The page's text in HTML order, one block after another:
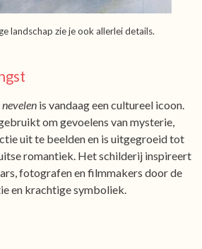
landschap zie je ook allerlei details.
is vandaag een cultureel icoon.
om gevoelens van mysterie,
uit te beelden en is uitgegroeid tot
romantiek. Het schilderij inspireert
fotografen en filmmakers door de
en krachtige symboliek.